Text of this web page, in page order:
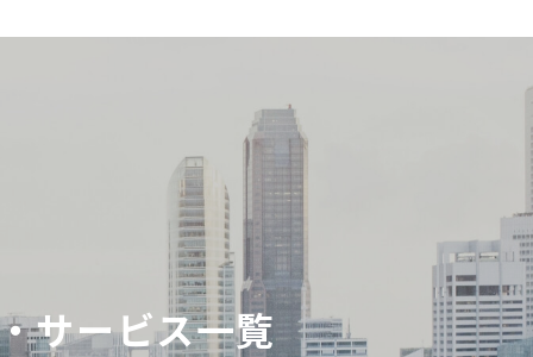
サービス一覧